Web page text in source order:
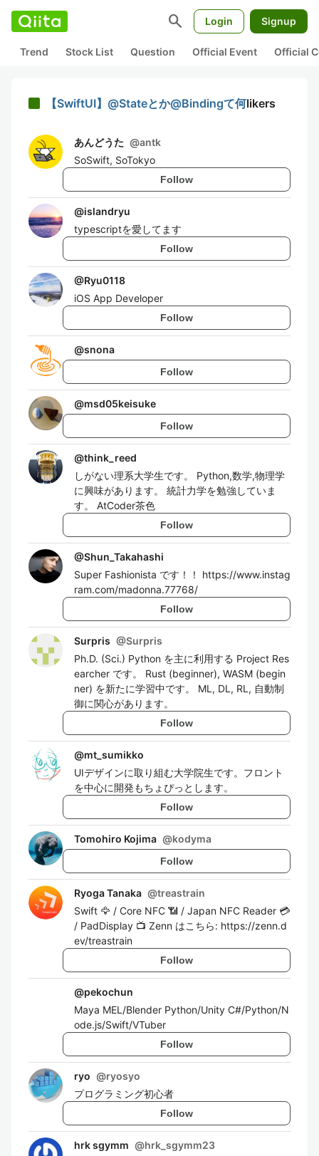
search Login Signup
Trend Stock List Question Official Event Official
【SwiftUI】@Stateとか@Bindingて何likers
あんどうた @antk
SoSwift, SoTokyo
Follow
@islandryu
typescriptを愛してます
Follow
@Ryu0118
iOS App Developer
Follow
@snona
Follow
@msd05keisuke
Follow
@think_reed
しがない理系大学生です。 Python,数学,物理学
に興味があります。 統計力学を勉強していま
す。 AtCoder茶色
Follow
@Shun_Takahashi
Super Fashionista です！！ https://www.instag
ram.com/madonna.77768/
Follow
Surpris @Surpris
Ph.D. (Sci.) Python を主に利用する Project Res
earcher です。 Rust (beginner), WASM (begin
ner) を新たに学習中です。 ML, DL, RL, 自動制
御に関心があります。
Follow
@mt_sumikko
UIデザインに取り組む大学院生です。フロント
を中心に開発もちょぴっとします。
Follow
Tomohiro Kojima @kodyma
Follow
Ryoga Tanaka @treastrain
Swift 🦅 / Core NFC 📶 / Japan NFC Reader 💳
/ PadDisplay 📺 Zenn はこちら: https://zenn.d
ev/treastrain
Follow
@pekochun
Maya MEL/Blender Python/Unity C#/Python/N
ode.js/Swift/VTuber
Follow
ryo @ryosyo
プログラミング初心者
Follow
hrk sgymm @hrk_sgymm23